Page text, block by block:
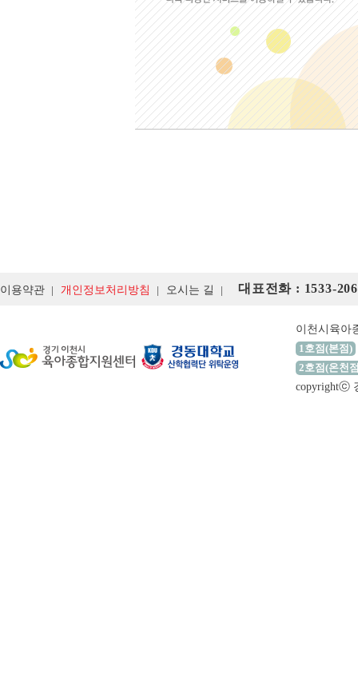
이용약관 개인정보처리방침 오시는 길 대표전화 : 1533-
이천시육아
1호점(본점)
2호점(온천
copyrightⓒ